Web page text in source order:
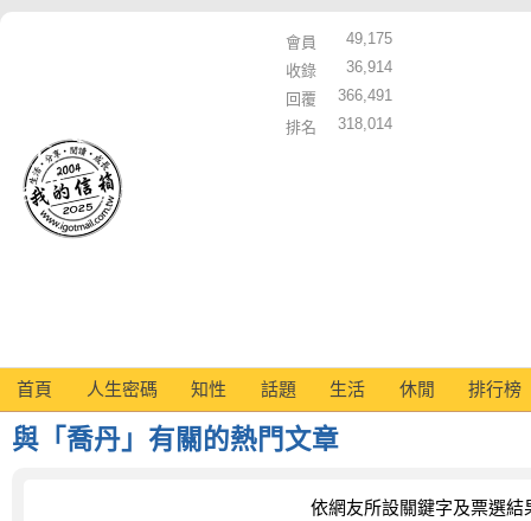
會員
49,175
收錄
36,914
回覆
366,491
排名
318,014
首頁 人生密碼 知性 話題 生活 休閒 排行榜
與「喬丹」有關的熱門文章
依網友所設關鍵字及票選結